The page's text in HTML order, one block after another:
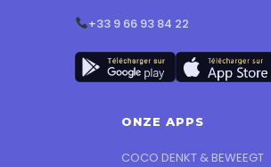
+33 9 66 93 84 22
ONZE APPS
COCO DENKT & BEWEEGT